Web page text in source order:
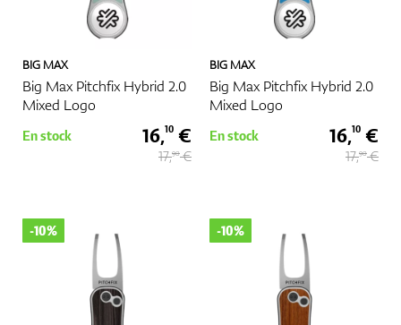
Sacs
BIG MAX
Big Max Pitchfix Hybrid 2.0
Mixed Logo
En stock 16,10 €
17,90€
BIG MAX
Big Max Pitchfix Hybrid 2.0
Mixed Logo
En stock 16,10 €
17,90€
-10% -10%